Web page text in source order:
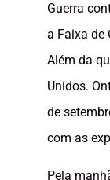
Guerra
a Faixa de
Além da
Unidos.
de
com as
Pela